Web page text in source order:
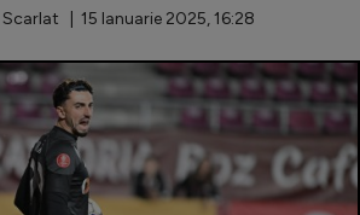
| 15 Ianuarie 2025, 16:28